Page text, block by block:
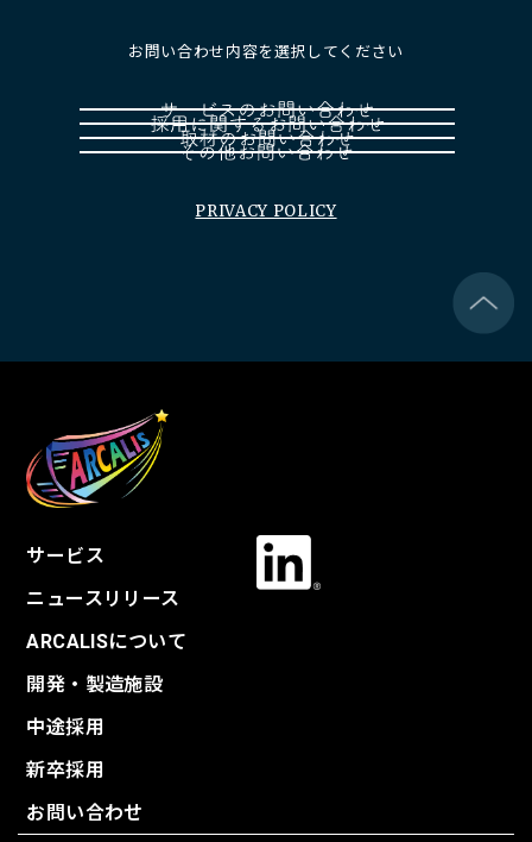
お問い合わせ内容を選択してください
PRIVACY POLICY
サービス
ニュースリリース
ARCALISについて
開発・製造施設
中途採用
新卒採用
お問い合わせ